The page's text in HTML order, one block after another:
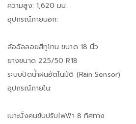
ความสูง: 1,620 มม.
อุปกรณ์ภายนอก:
ล้ออัลลอยสีทูโทน ขนาด 18 นิ้ว
ยางขนาด 225/50 R18
ระบบปัดน้ำฝนอัตโนมัติ (Rain Sensor)
อุปกรณ์ภายใน:
เบาะนั่งคนขับปรับไฟฟ้า 8 ทิศทาง